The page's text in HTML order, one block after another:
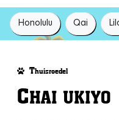
Honolulu Qai
Thuisroedel
CHAI UKIYO